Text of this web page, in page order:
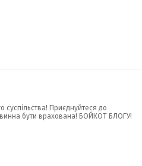
суспільства! Приєднуйтеся до
бути врахована! БОЙКОТ БЛОГУ!